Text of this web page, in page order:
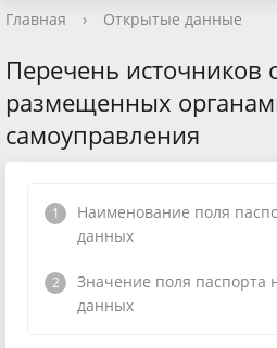
Главная › Открытые данные
Перечень источников
размещенных
самоуправления
Наименование поля
данных
Значение поля паспорта
данных